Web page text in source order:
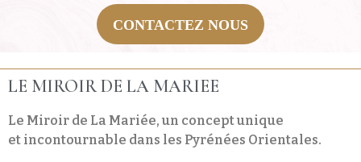
CONTACTEZ NOUS
LE MIROIR DE LA MARIEE
Le Miroir de La Mariée, un concept unique
et incontournable dans les Pyrénées Orientales.